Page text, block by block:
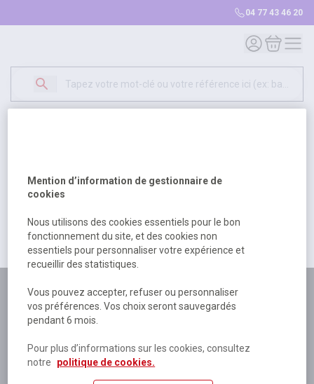
04 77 43 46 20
Mon compte
Mon
500
excuser pour la gêne occasionée.
Retour Retour à l'accueil
Plus de 180 personnes
à votre écoute
Plus de 80 000 références
disponibles
Expédition le jour même
si validation avant 12h
Mention d’information de gestionnaire de
cookies
Nous utilisons des cookies essentiels pour le bon
fonctionnement du site, et des cookies non
essentiels pour personnaliser votre expérience et
recueillir des statistiques.
Vous pouvez accepter, refuser ou personnaliser
vos préférences. Vos choix seront sauvegardés
pendant 6 mois.
Pour plus d’informations sur les cookies, consultez
notre
politique de cookies.